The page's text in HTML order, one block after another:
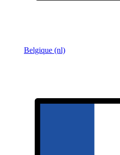
Belgique (nl)